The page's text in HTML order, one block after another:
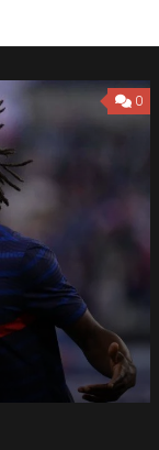
0